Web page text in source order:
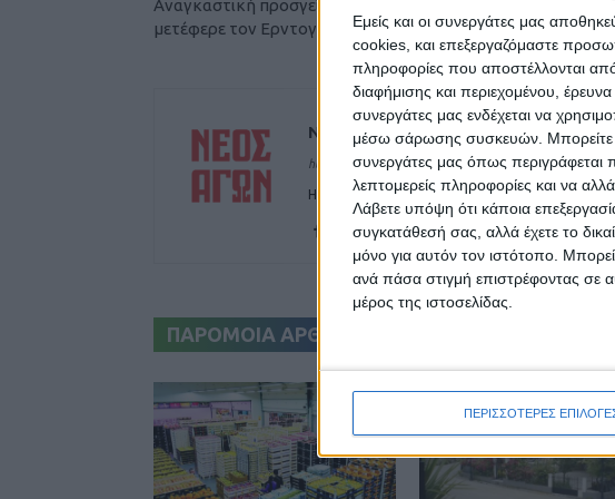
Εμείς και οι συνεργάτες μας
cookies, και επεξεργαζόμαστε
πληροφορίες που αποστέλλονται από
διαφήμισης και περιεχομένου,
συνεργάτες μας ενδέχεται να
μέσω σάρωσης συσκευών. Μπορείτε
συνεργάτες μας όπως
λεπτομερείς πληροφορίες και να
Λάβετε υπόψη ότι κάποια
συγκατάθεσή σας, αλλά έχετε το
μόνο για αυτόν τον ιστότοπο.
ανά πάσα στιγμή επιστρέφοντας σε
μέρος της ιστοσελίδας.
ΠΕΡΙΣΣΟΤΕΡΕΣ
Αναγκαστική προσγείωση ελικοπτέρου που
μετέφερε τον Ερντογάν
ΝΕΟΣ ΑΓΩΝ
https://neosagon.gr
Η Αρχαιότερη Καθημερινή Πρωινή Εφημερίδα
ΠΑΡΟΜΟΙΑ ΑΡΘΡΑ